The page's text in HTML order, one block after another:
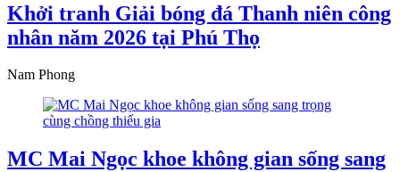
Khởi tranh Giải bóng đá Thanh niên công
nhân năm 2026 tại Phú Thọ
Nam Phong
MC Mai Ngọc khoe không gian sống sang